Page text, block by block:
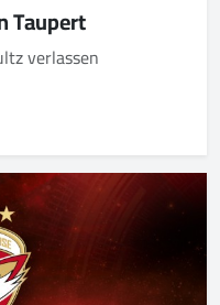
Taupert
verlassen